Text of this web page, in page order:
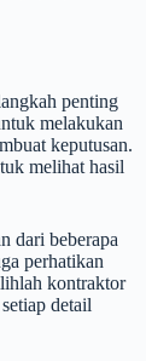
penting
melakukan
keputusan.
melihat hasil
dari beberapa
perhatikan
kontraktor
detail